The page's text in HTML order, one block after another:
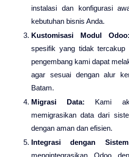
instalasi dan konfigurasi
kebutuhan bisnis Anda.
Kustomisasi Modul Odoo:
spesifik yang tidak tercakup
pengembang kami dapat
agar sesuai dengan alur
Batam.
Migrasi Data: Kami
memigrasikan data dari
dengan aman dan efisien.
Integrasi dengan